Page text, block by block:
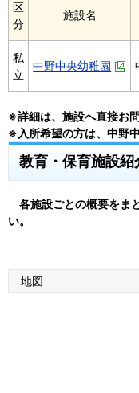
区
分
施設名
私
立
中野中央幼稚園
※詳細は、施設へ直接お
※入所希望の方は、中野
教育・保育施設紹
各施設ごとの概要をま
い。
地図